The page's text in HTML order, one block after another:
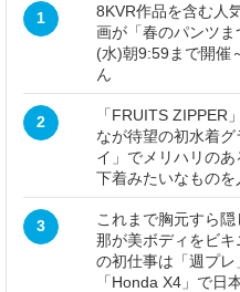
1
8KVR作品を含む人
画が「春のパンツ
(水)朝9:59まで開催
ん
2
「FRUITS ZIPPER
なが待望の初水着
イ」でメリハリの
下着みたいなものを
3
これまで胸元すら
那が美ボディをビ
の初仕事は「週プ
「Honda X4」で日